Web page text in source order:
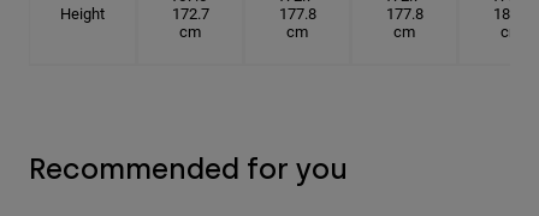
Height
172.7
cm
177.8
cm
177.8
cm
182.9
cm
Recommended for you